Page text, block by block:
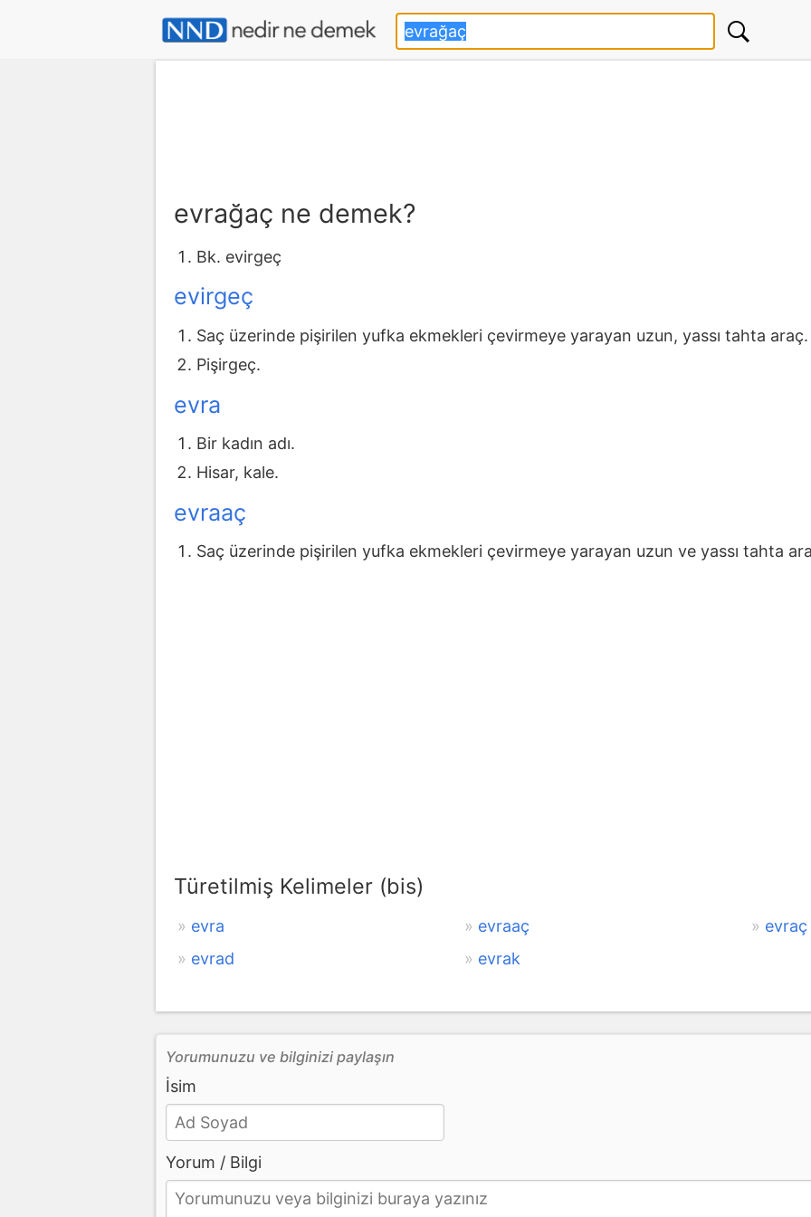
evrağaç ne demek?
Bk. evirgeç
evirgeç
Saç üzerinde pişirilen yufka ekmekleri çevirmeye yarayan uzun, yassı tahta araç.
Pişirgeç.
evra
Bir kadın adı.
Hisar, kale.
evraaç
Saç üzerinde pişirilen yufka ekmekleri çevirmeye yarayan uzun ve yassı tahta
Türetilmiş Kelimeler (bis)
evra evraaç
evraç
evrad
evrak
Yorumunuzu ve bilginizi paylaşın
İsim
Yorum / Bilgi